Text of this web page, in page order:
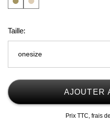
Taille:
onesize
AJOUTER
Prix TTC, frais